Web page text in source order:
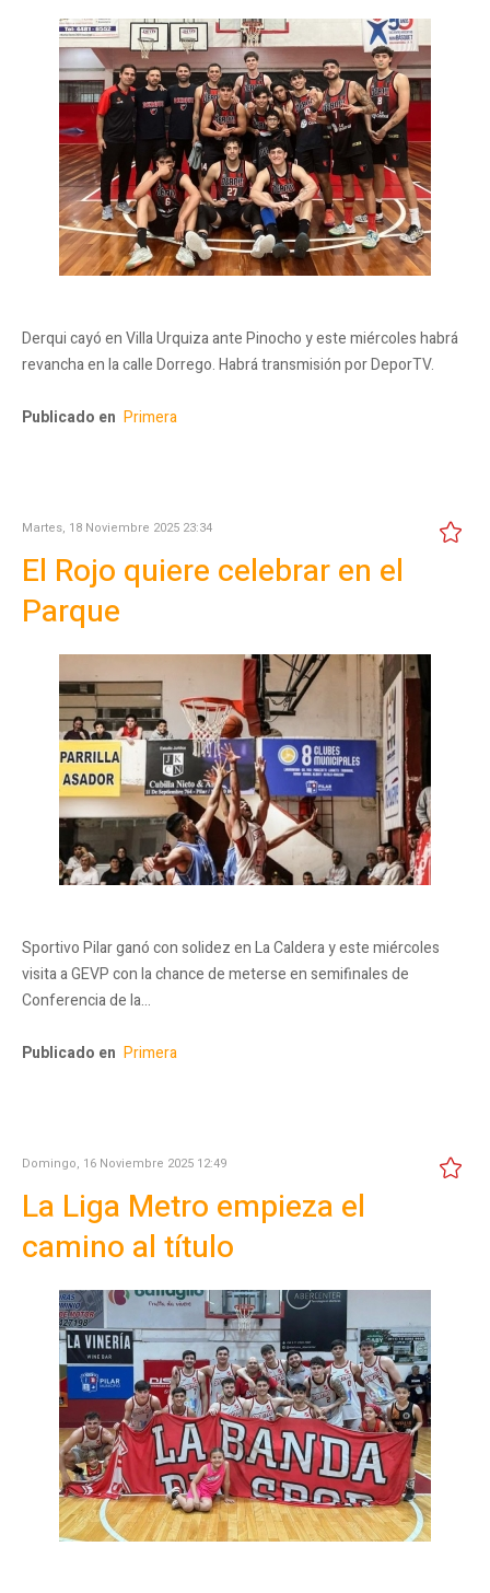
Derqui cayó en Villa Urquiza ante Pinocho y este miércoles habrá
revancha en la calle Dorrego. Habrá transmisión por DeporTV.
Publicado en Primera
Martes, 18 Noviembre 2025 23:34
El Rojo quiere celebrar en el
Parque
Sportivo Pilar ganó con solidez en La Caldera y este miércoles
visita a GEVP con la chance de meterse en semifinales de
Conferencia de la…
Publicado en Primera
Domingo, 16 Noviembre 2025 12:49
La Liga Metro empieza el
camino al título